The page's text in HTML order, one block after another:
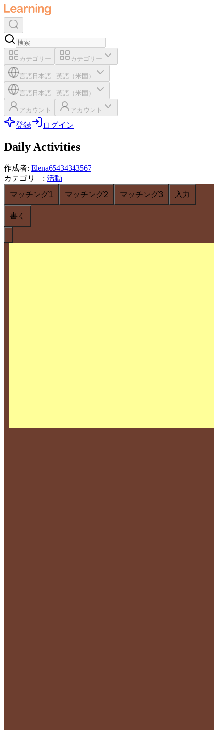
カテゴリー カテゴリー
言語 日本語 英語（米国）
言語 日本語 英語（米国）
アカウント アカウント
登録 ログイン
Daily Activities
作成者: Elena65434343567
カテゴリー: 活動
マッチング1
マッチング2 マッチング3 入力
書く